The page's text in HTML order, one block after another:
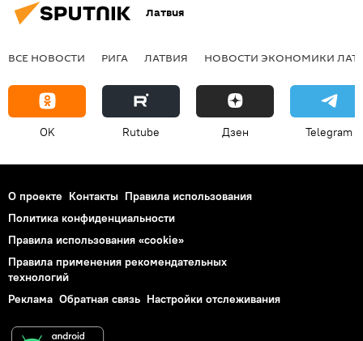
Латвия
ВСЕ НОВОСТИ РИГА ЛАТВИЯ НОВОСТИ ЭКОНОМИКИ
OK Rutube Дзен Telegram
О проекте Контакты Правила использования
Политика конфиденциальности
Правила использования «cookie»
Правила применения рекомендательных
технологий
Реклама Обратная связь Настройки отслеживания